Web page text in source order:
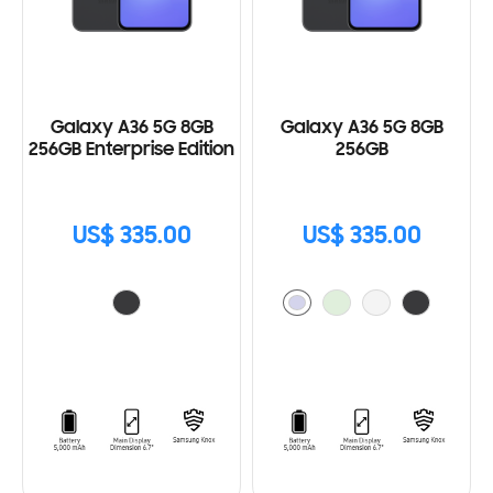
Galaxy A36 5G 8GB
256GB Enterprise Edition
US$ 335.00
Galaxy A36 5G 8GB
256GB
US$ 335.00